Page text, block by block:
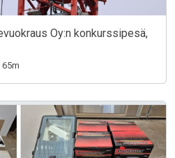
Oy:n konkurssipesä,
65m